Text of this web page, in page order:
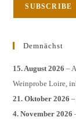
Demnächst
15. August 2026 –
Weinprobe Loire,
21. Oktober 2026
4. November 2026